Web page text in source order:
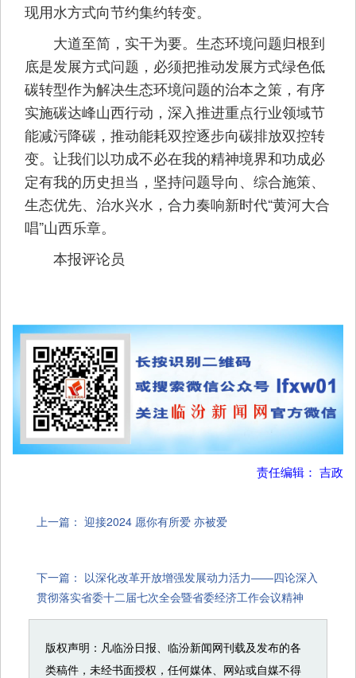
现用水方式向节约集约转变。
大道至简，实干为要。生态环境问题归根到
底是发展方式问题，必须把推动发展方式绿色低
碳转型作为解决生态环境问题的治本之策，有序
实施碳达峰山西行动，深入推进重点行业领域节
能减污降碳，推动能耗双控逐步向碳排放双控转
变。让我们以功成不必在我的精神境界和功成必
定有我的历史担当，坚持问题导向、综合施策、
生态优先、治水兴水，合力奏响新时代“黄河大合
唱”山西乐章。
本报评论员
责任编辑： 吉政
上一篇： 迎接2024 愿你有所爱 亦被爱
下一篇： 以深化改革开放增强发展动力活力——四论深入
贯彻落实省委十二届七次全会暨省委经济工作会议精神
版权声明：凡临汾日报、临汾新闻网刊载及发布的各
类稿件，未经书面授权，任何媒体、网站或自媒不得